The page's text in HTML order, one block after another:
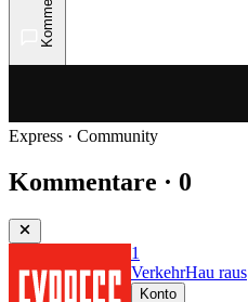
Express · Community
Kommentare · 0
1
VerkehrHau raus
Konto